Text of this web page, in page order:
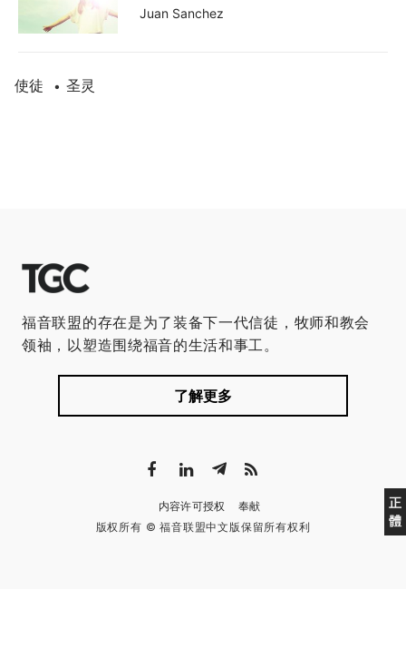
Juan Sanchez
使徒 • 圣灵
正
體
福音联盟的存在是为了装备下一代信徒，牧师和教会
领袖，以塑造围绕福音的生活和事工。
了解更多
内容许可授权
奉献
版权所有 © 福音联盟中文版保留所有权利